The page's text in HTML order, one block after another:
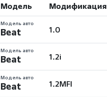
Модель Модификация
Модель авто
Beat 1.0
Модель авто
Beat 1.2i
Модель авто
Beat 1.2MFI